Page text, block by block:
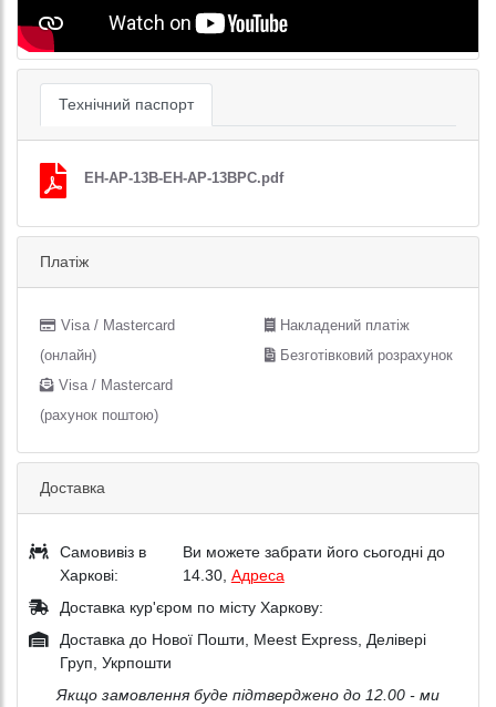
Технічний паспорт
EH-AP-13B-EH-AP-13BPC.pdf
Платіж
Visa / Mastercard
(онлайн)
Visa / Mastercard
(рахунок поштою)
Накладений платіж
Безготівковий розрахунок
Доставка
Самовивіз в
Харкові:
Ви можете забрати його сьогодні до
14.30, Адреса
Доставка кур'єром по місту Харкову:
Доставка до Нової Пошти, Meest Express, Делівері
Груп, Укрпошти
Якщо замовлення буде підтверджено до 12.00 - ми